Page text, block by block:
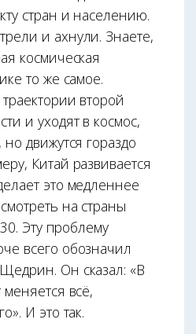
стран и населению.
и ахнули. Знаете,
космическая
то же самое.
второй
и уходят в космос,
движутся гораздо
Китай развивается
это медленнее
на страны
Эту проблему
всего обозначил
Он сказал: «В
всё,
И это так.